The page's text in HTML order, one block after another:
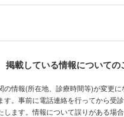
掲載している情報についての
の情報(所在地、診療時間等)が変更に
す。事前に電話連絡を行ってから受
します。情報について誤りがある場